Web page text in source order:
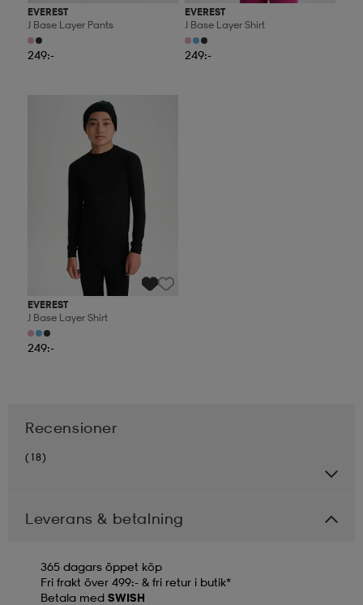
EVEREST
J Base Layer Pants
249:-
EVEREST
J Base Layer Shirt
249:-
Kampanj -25%
EVEREST
J Base Layer Shirt
249:-
Recensioner
(18)
Leverans & betalning
365 dagars öppet köp
Fri frakt över 499:- & fri retur i butik*
Betala med SWISH